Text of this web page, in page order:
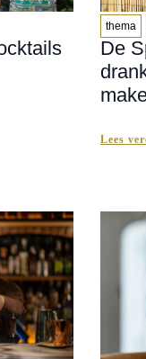
thema
De
Lees